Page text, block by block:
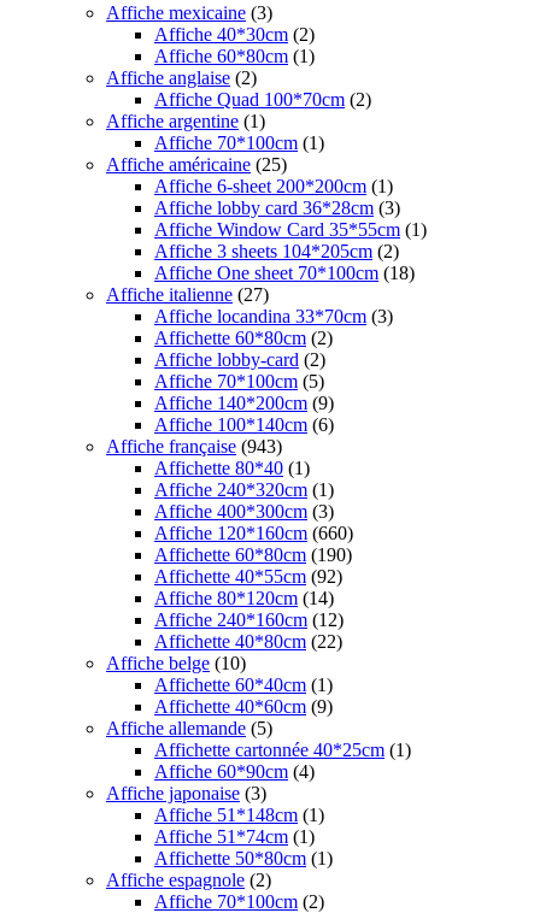
Affiche mexicaine (3)
Affiche 40*30cm (2)
Affiche 60*80cm (1)
Affiche anglaise (2)
Affiche Quad 100*70cm (2)
Affiche argentine (1)
Affiche 70*100cm (1)
Affiche américaine (25)
Affiche 6-sheet 200*200cm (1)
Affiche lobby card 36*28cm (3)
Affiche Window Card 35*55cm (1)
Affiche 3 sheets 104*205cm (2)
Affiche One sheet 70*100cm (18)
Affiche italienne (27)
Affiche locandina 33*70cm (3)
Affichette 60*80cm (2)
Affiche lobby-card (2)
Affiche 70*100cm (5)
Affiche 140*200cm (9)
Affiche 100*140cm (6)
Affiche française (943)
Affichette 80*40 (1)
Affiche 240*320cm (1)
Affiche 400*300cm (3)
Affiche 120*160cm (660)
Affichette 60*80cm (190)
Affichette 40*55cm (92)
Affiche 80*120cm (14)
Affiche 240*160cm (12)
Affichette 40*80cm (22)
Affiche belge (10)
Affichette 60*40cm (1)
Affichette 40*60cm (9)
Affiche allemande (5)
Affichette cartonnée 40*25cm (1)
Affiche 60*90cm (4)
Affiche japonaise (3)
Affiche 51*148cm (1)
Affiche 51*74cm (1)
Affichette 50*80cm (1)
Affiche espagnole (2)
Affiche 70*100cm (2)